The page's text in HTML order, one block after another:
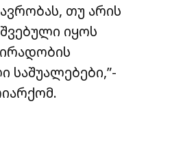
თუ არის
იყოს
საშუალებები,”-